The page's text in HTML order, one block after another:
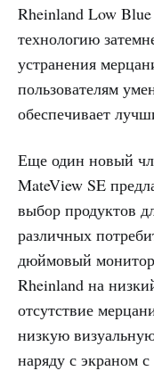
Rheinland Low
технологию
устранения
пользователям
обеспечивает
Еще один новый
MateView SE
выбор продуктов
различных
дюймовый
Rheinland на
отсутствие
низкую
наряду с экраном